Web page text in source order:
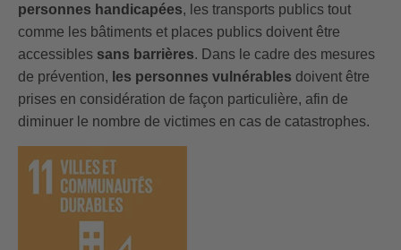
personnes handicapées, les transports publics tout
comme les bâtiments et places publics doivent être
accessibles sans barrières. Dans le cadre des mesures
de prévention, les personnes vulnérables doivent être
prises en considération de façon particulière, afin de
diminuer le nombre de victimes en cas de catastrophes.